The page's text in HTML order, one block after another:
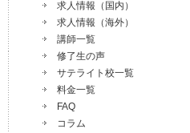
求人情報（国内）
求人情報（海外）
講師一覧
修了生の声
サテライト校一覧
料金一覧
FAQ
コラム